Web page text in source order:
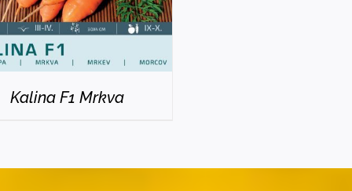
Kalina F1 Mrkva